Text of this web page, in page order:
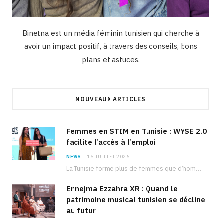
Binetna est un média féminin tunisien qui cherche à
avoir un impact positif, à travers des conseils, bons
plans et astuces.
NOUVEAUX ARTICLES
Femmes en STIM en Tunisie : WYSE 2.0
facilite l’accès à l’emploi
NEWS 15 JUILLET 2026
La Tunisie forme plus de femmes que d’hommes dans les filières scientifiques. Pourtant, pour beaucoup…
Ennejma Ezzahra XR : Quand le
patrimoine musical tunisien se décline
au futur